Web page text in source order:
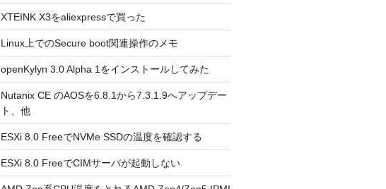
XTEINK X3をaliexpressで買った
Linux上でのSecure boot関連操作のメモ
openKylyn 3.0 Alpha 1をインストールしてみた
Nutanix CE のAOSを6.8.1から7.3.1.9へアップデー
ト、他
ESXi 8.0 FreeでNVMe SSDの温度を確認する
ESXi 8.0 FreeでCIMサーバが起動しない